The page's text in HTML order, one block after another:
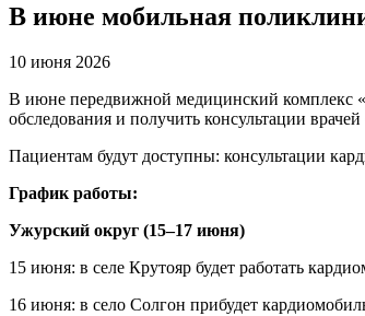
В июне мобильная
10 июня 2026
В июне передвижной медицинский комплекс
обследования и получить консультации
Пациентам будут доступны: консультации
График работы:
Ужурский округ (15–17 июня)
15 июня: в селе Крутояр будет работать
16 июня: в село Солгон прибудет